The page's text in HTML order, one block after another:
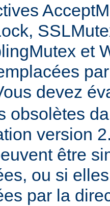
et
devez
obsolètes
version
être
ou si
par la